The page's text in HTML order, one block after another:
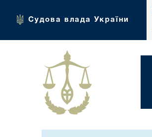
Судова влада України